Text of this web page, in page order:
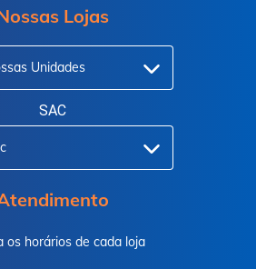
Lojas
Unidades
SAC
os horários de cada loja